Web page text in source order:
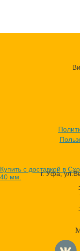
Купить с доставкой в
40 мм.
г. Уфа,